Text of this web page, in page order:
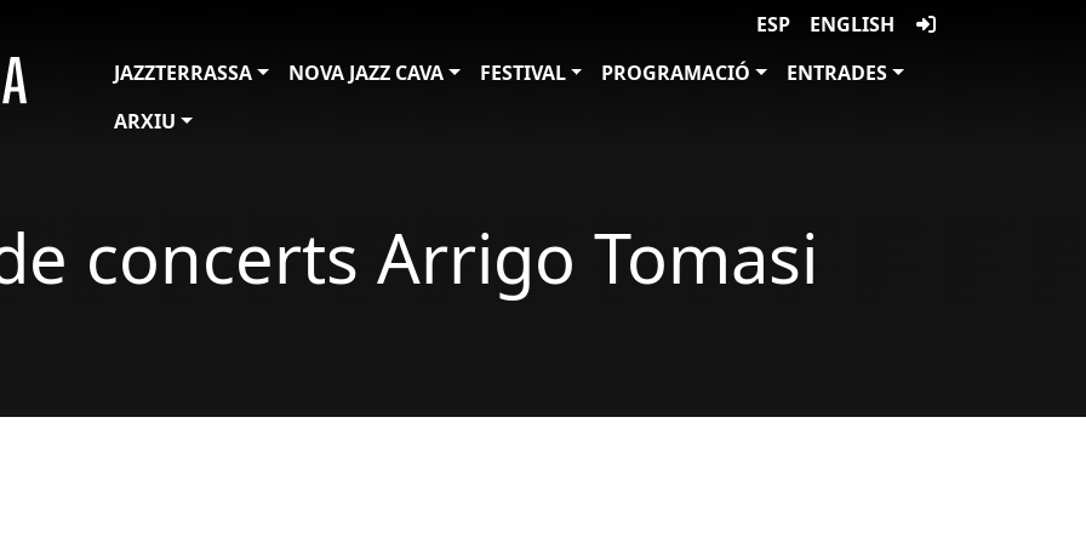
ESP
ENGLISH
JAZZTERRASSA
NOVA JAZZ CAVA FESTIVAL PROGRAMACIÓ
ENTRADES
ARXIU
concerts Arrigo Tomasi